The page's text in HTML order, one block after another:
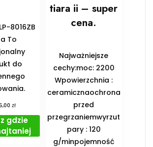
8016ZB
To
do
zł
gdzie
tiara ii – super
cena.
Najważniejsze
cechy:moc: 2200
Wpowierzchnia :
ceramicznaochrona
przed
przegrzaniemwyrzut
pary : 120
g/minpojemność